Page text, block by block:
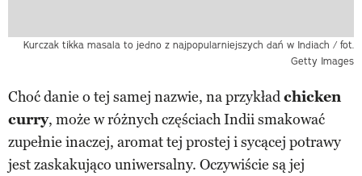
Kurczak tikka masala to jedno z najpopularniejszych dań w Indiach / fot.
Getty Images
Choć danie o tej samej nazwie, na przykładchicken
curry, może w różnych częściach Indii smakować
zupełnie inaczej, aromat tej prostej i sycącej potrawy
jest zaskakująco uniwersalny. Oczywiście są jej